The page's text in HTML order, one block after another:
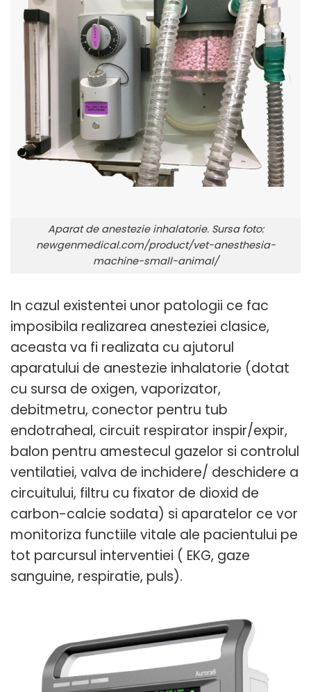
Aparat de anestezie inhalatorie. Sursa foto:
newgenmedical.com/product/vet-anesthesia-
machine-small-animal/
In cazul existentei unor patologii ce fac
imposibila realizarea anesteziei clasice,
aceasta va fi realizata cu ajutorul
aparatului de anestezie inhalatorie (dotat
cu sursa de oxigen, vaporizator,
debitmetru, conector pentru tub
endotraheal, circuit respirator inspir/expir,
balon pentru amestecul gazelor si controlul
ventilatiei, valva de inchidere/ deschidere a
circuitului, filtru cu fixator de dioxid de
carbon-calcie sodata) si aparatelor ce vor
monitoriza functiile vitale ale pacientului pe
tot parcursul interventiei ( EKG, gaze
sanguine, respiratie, puls).